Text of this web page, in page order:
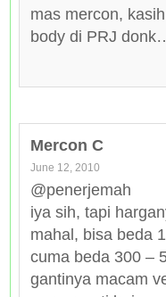
mas mercon,
body di PRJ
Mercon C
June 12, 2010
@penerjemah
iya sih, tapi
mahal, bisa beda
cuma beda 300 –
gantinya macam